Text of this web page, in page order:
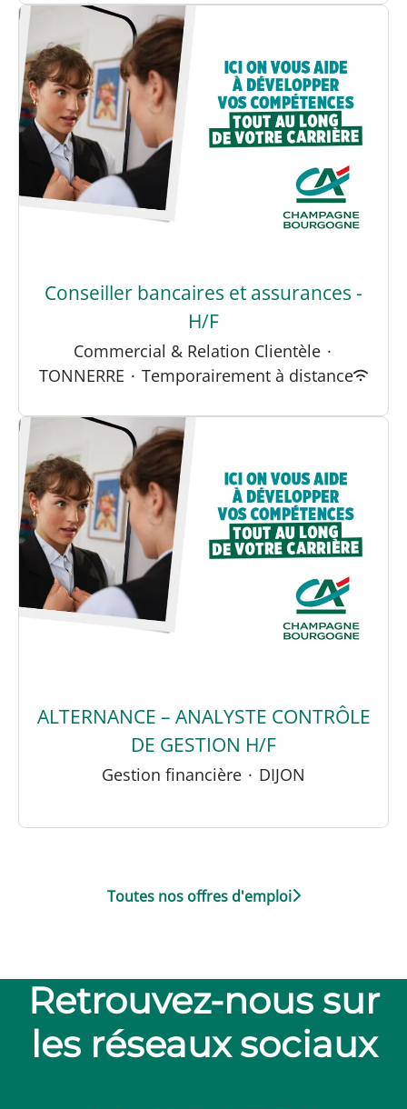
Conseiller bancaires et assurances -
H/F
Commercial & Relation Clientèle ·
TONNERRE · Temporairement à distance
ALTERNANCE – ANALYSTE CONTRÔLE
DE GESTION H/F
Gestion financière · DIJON
Toutes nos offres d'emploi
Retrouvez-nous sur
les réseaux sociaux